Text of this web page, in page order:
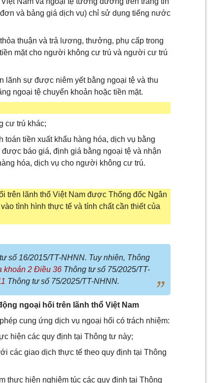
và bảng giá dịch vụ) chỉ sử dụng tiếng nước
thuận và trả lương, thưởng, phụ cấp trong
mặt cho người không cư trú và người cư trú
lãnh sự được niêm yết bằng ngoại tệ và thu
ngoại tệ chuyển khoản hoặc tiền mặt.
cư trú khác;
tiền xuất khẩu hàng hóa, dịch vụ bằng
báo giá, định giá bằng ngoại tệ và nhận
hóa, dịch vụ cho người không cư trú.
trên lãnh thổ Việt Nam được Thống đốc Ngân
tình hình thực tế và tính chất cần thiết của
số 16/2015/TT-NHNN. Tuy nhiên, Thông
khoản 2 Điều 36 Thông tư số 75/2025/TT-
Thông tư số 75/2025/TT-NHNN.
ngoại hối trên lãnh thổ Việt Nam
cung ứng dịch vụ ngoại hối có trách nhiệm:
hiện các quy định tại Thông tư này;
các giao dịch thực tế theo quy định tại Thông
thực hiện nghiêm túc các quy định tại Thông